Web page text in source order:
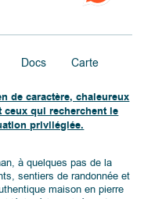
Docs Carte
de caractère, chaleureux
qui recherchent le
privilégiée.
à quelques pas de la
sentiers de randonnée et
maison en pierre